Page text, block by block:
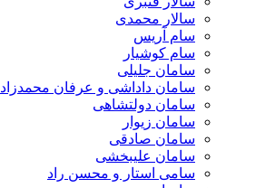
سالار محمدی
سام آریس
سام کوشیار
سامان جلیلی
سامان داداشی و عرفان
سامان دولتشاهی
سامان زیوار
سامان صادقی
سامان علیبخشی
سامی استار و محسن راد